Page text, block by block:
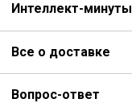
Интеллект-минуты
Все о доставке
Вопрос-ответ